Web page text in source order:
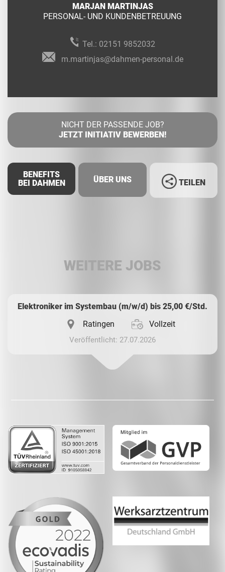
MARJAN MARTINJAS
PERSONAL- UND KUNDENBETREUUNG
Tel.: 02151 9852032
m.martinjas@dahmen-personal.de
NICHT DER PASSENDE JOB?
JETZT INITIATIV BEWERBEN!
BENEFITS
BEI DAHMEN
ÜBER UNS TEILEN
WEITERE JOBS
Elektroniker im Systembau (m/w/d) bis 25,00 €/Std.
Ratingen
Vollzeit
Veröffentlicht: 27.07.2026